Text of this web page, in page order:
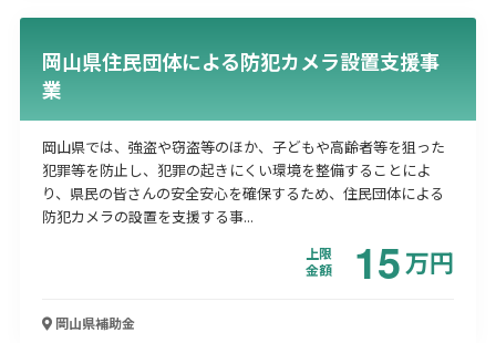
岡山県住民団体による防犯カメラ設置支援事
業
岡山県では、強盗や窃盗等のほか、子どもや高齢者等を狙った
犯罪等を防止し、犯罪の起きにくい環境を整備することによ
り、県民の皆さんの安全安心を確保するため、住民団体による
防犯カメラの設置を支援する事...
上限
金額
15万円
岡山県補助金